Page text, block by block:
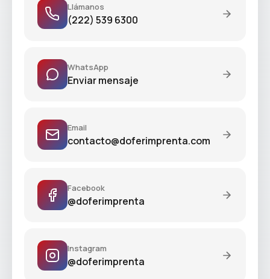
Llámanos
(222) 539 6300
WhatsApp
Enviar mensaje
Email
contacto@doferimprenta.com
Facebook
@doferimprenta
Instagram
@doferimprenta